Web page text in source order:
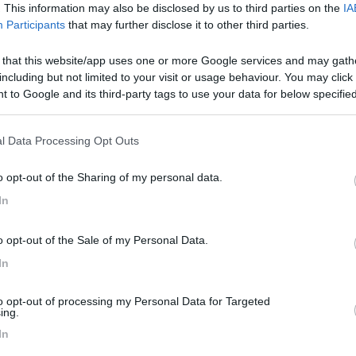
This information may also be disclosed by us to third parties on the
Participants that may further disclose it to other third parties.
that this website/app uses one or more Google services and may
but not limited to your visit or usage behaviour. You may
to Google and its third-party tags to use your data for below
Data Processing Opt Outs
opt-out of the Sharing of my personal data.
opt-out of the Sale of my Personal Data.
opt-out of processing my Personal Data for Targeted
Quale è la strada migliore senza prendere l'autostrada? Con
data 29/05/2011 10:16:52 ( Visualizza messaggio in nuova finestra
fino al GRA, salire in direzione Ovest seguendo le
Veientana (o Cassia Bis), ovvero l'uscita successiva a quella
prendendo poi la E-45 per Perugia, dove troverai le
verso Montefiascone e poi per Orvieto fino ad arrivare nei
e potrebbe allungare i tempi di arrivo. In ogni caso eviterai le